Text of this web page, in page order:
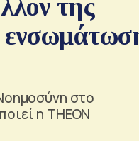
της
στο
η THEON